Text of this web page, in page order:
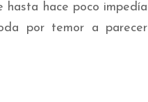
hasta hace poco impedía
por temor a parecer